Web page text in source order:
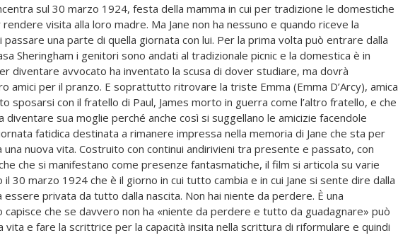
sul 30 marzo 1924, festa della mamma in cui per tradizione le domestiche
visita alla loro madre. Ma Jane non ha nessuno e quando riceve la
una parte di quella giornata con lui. Per la prima volta può entrare dalla
Sheringham i genitori sono andati al tradizionale picnic e la domestica è in
diventare avvocato ha inventato la scusa di dover studiare, ma dovrà
amici per il pranzo. E soprattutto ritrovare la triste Emma (Emma D’Arcy), amica
sposarsi con il fratello di Paul, James morto in guerra come l’altro fratello, e che
diventare sua moglie perché anche così si suggellano le amicizie facendole
fatidica destinata a rimanere impressa nella memoria di Jane che sta per
nuova vita. Costruito con continui andirivieni tra presente e passato, con
che si manifestano come presenze fantasmatiche, il film si articola su varie
30 marzo 1924 che è il giorno in cui tutto cambia e in cui Jane si sente dire dalla
essere privata da tutto dalla nascita. Non hai niente da perdere. È una
che se davvero non ha «niente da perdere e tutto da guadagnare» può
vita e fare la scrittrice per la capacità insita nella scrittura di riformulare e quindi